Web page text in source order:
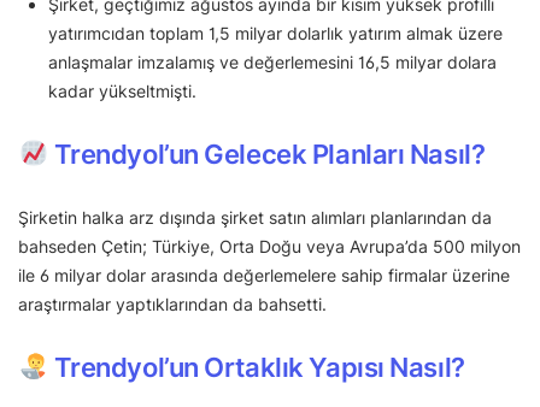
yatırımcıdan toplam 1,5 milyar dolarlık yatırım almak üzere
anlaşmalar imzalamış ve değerlemesini 16,5 milyar dolara
kadar yükseltmişti.
Trendyol’un Gelecek Planları Nasıl?
Şirketin halka arz dışında şirket satın alımları planlarından da
bahseden Çetin; Türkiye, Orta Doğu veya Avrupa’da 500 milyon
ile 6 milyar dolar arasında değerlemelere sahip firmalar üzerine
araştırmalar yaptıklarından da bahsetti.
Trendyol’un Ortaklık Yapısı Nasıl?